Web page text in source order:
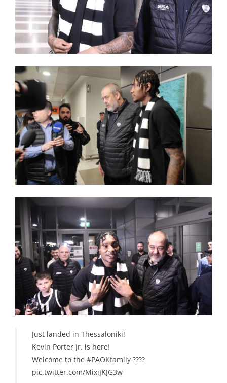
Just landed in Thessaloniki!
Kevin Porter Jr. is here!
Welcome to the #PAOKfamily ????
pic.twitter.com/MixiJKJG3w